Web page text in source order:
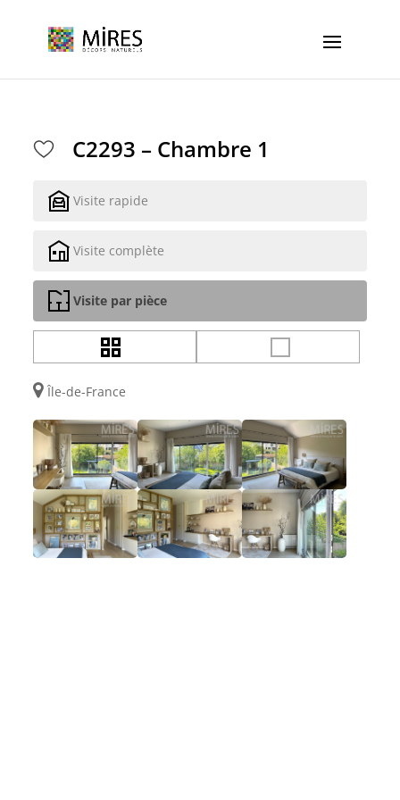
C2293 – Chambre 1
Visite rapide
Visite complète
Visite par pièce
Île-de-France